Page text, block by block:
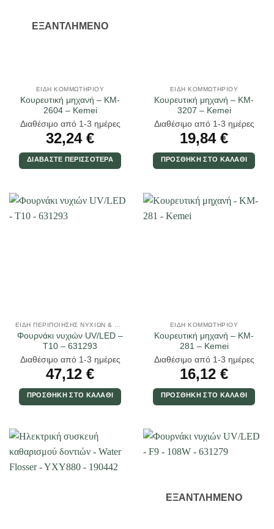
ΕΞΑΝΤΛΗΜΈΝΟ
ΕΊΔΗ ΚΟΜΜΩΤΗΡΊΟΥ
Κουρευτική μηχανή – KM-
2604 – Kemei
Διαθέσιμο από 1-3 ημέρες
32,24 €
ΔΙΑΒΆΣΤΕ ΠΕΡΙΣΣΌΤΕΡΑ
ΕΊΔΗ ΚΟΜΜΩΤΗΡΊΟΥ
Κουρευτική μηχανή – KM-
3207 – Kemei
Διαθέσιμο από 1-3 ημέρες
19,84 €
ΠΡΟΣΘΉΚΗ ΣΤΟ ΚΑΛΆΘΙ
Φουρνάκι νυχιών UV/LED –
T10 – 631293
Διαθέσιμο από 1-3 ημέρες
47,12 €
ΠΡΟΣΘΉΚΗ ΣΤΟ ΚΑΛΆΘΙ
ΕΊΔΗ ΚΟΜΜΩΤΗΡΊΟΥ
Κουρευτική μηχανή – KM-
281 – Kemei
Διαθέσιμο από 1-3 ημέρες
16,12 €
ΠΡΟΣΘΉΚΗ ΣΤΟ ΚΑΛΆΘΙ
ΕΞΑΝΤΛΗΜΈΝΟ